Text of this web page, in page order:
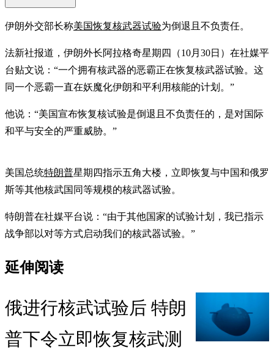
伊朗外交部长称美国恢复核武器试验为倒退且不负责任。
法新社报道，伊朗外长阿拉格奇星期四（10月30日）在社媒平
台贴文说：“一个拥有核武器的恶霸正在恢复核武器试验。这
同一个恶霸一直在妖魔化伊朗和平利用核能的计划。”
他说：“美国宣布恢复核试验是倒退且不负责任的，是对国际
和平与安全的严重威胁。”
美国总统特朗普星期四指示五角大楼，立即恢复与中国和俄罗
斯等其他核武国同等规模的核武器试验。
特朗普在社媒平台说：“由于其他国家的试验计划，我已指示
战争部以对等方式启动我们的核武器试验。”
延伸阅读
俄进行核武试验后 特朗
普下令立即恢复核武测